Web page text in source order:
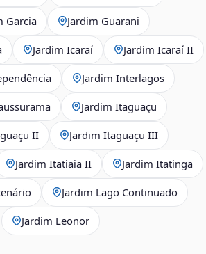
Garcia Jardim Guarani
Jardim Icaraí Jardim Icaraí II
Jardim Interlagos
Jardim Itaguaçu
II Jardim Itaguaçu III
Jardim Itatiaia II Jardim Itatinga
Jardim Lago Continuado
Jardim Leonor